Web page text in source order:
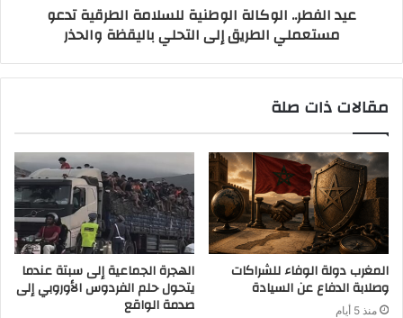
عيد الفطر.. الوكالة الوطنية للسلامة الطرقية تدعو
مستعملي الطريق إلى التحلي باليقظة والحذر
مقالات ذات صلة
المغرب دولة الوفاء للشراكات
وصلابة الدفاع عن السيادة
منذ 5 أيام
الهجرة الجماعية إلى سبتة عندما
يتحول حلم الفردوس الأوروبي إلى
صدمة الواقع